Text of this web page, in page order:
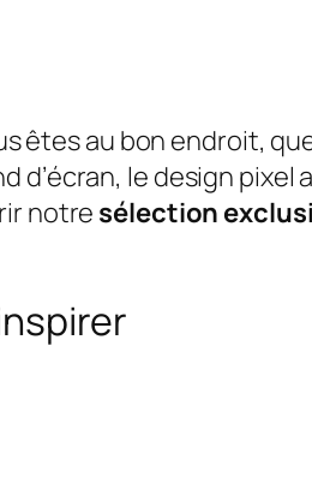
êtes au bon endroit,
d’écran, le design pixel
notre sélection